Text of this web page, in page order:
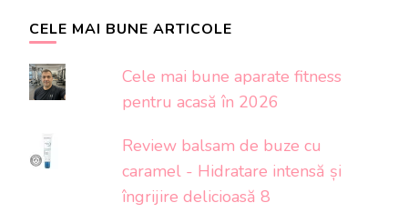
CELE MAI BUNE ARTICOLE
Cele mai bune aparate fitness
pentru acasă în 2026
Review balsam de buze cu
caramel - Hidratare intensă și
îngrijire delicioasă 8